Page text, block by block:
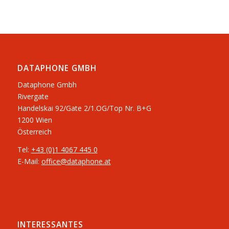
DATAPHONE GMBH
Dataphone Gmbh
Rivergate
​Handelskai 92/Gate 2/1.OG/Top Nr. B+G
1200 Wien
Österreich
Tel: +43 (0)1 4067 445 0
E-Mail: office@dataphone.at
INTERESSANTES